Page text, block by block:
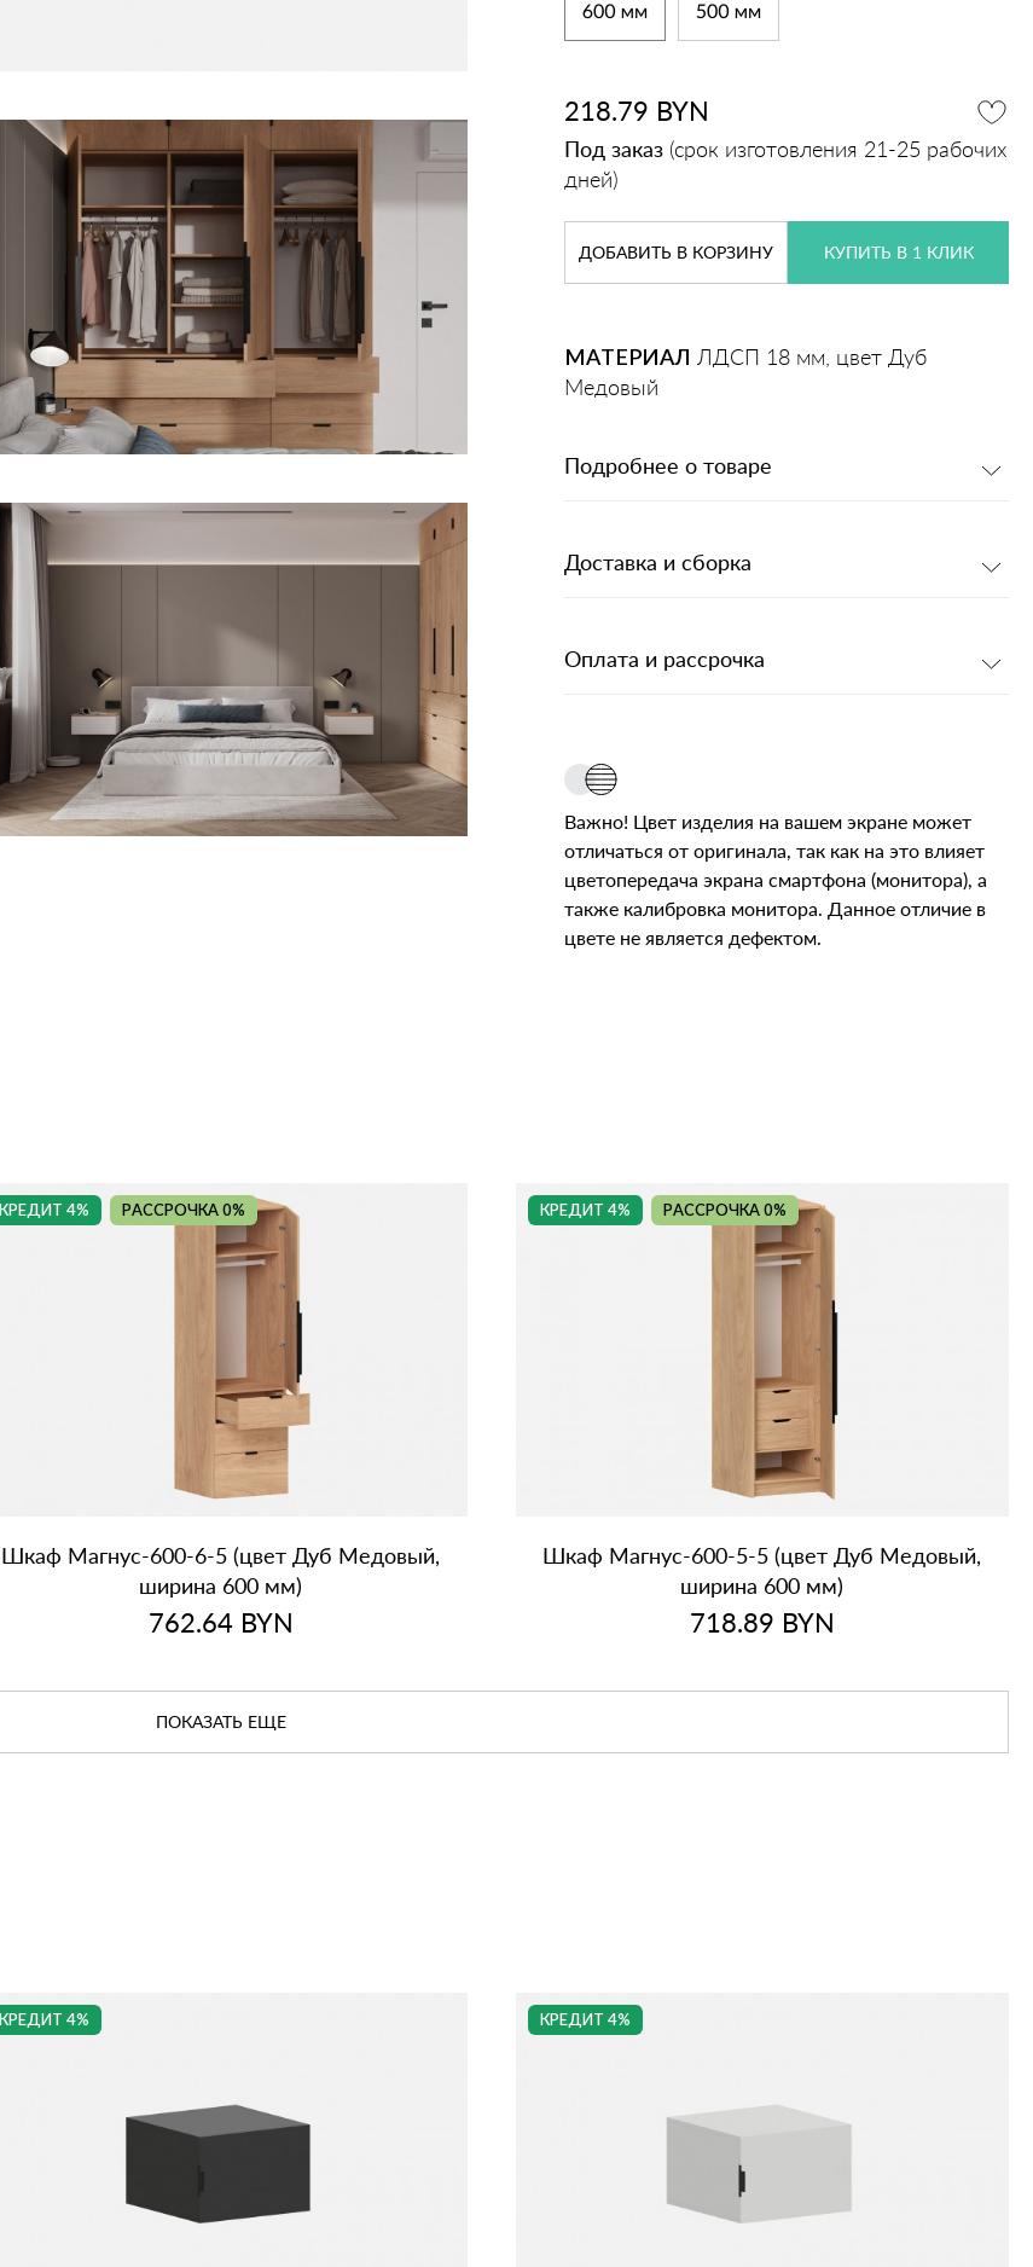
218.79 BYN
Под заказ (срок изготовления 21-25 рабочих
дней)
ДОБАВИТЬ В КОРЗИНУ КУПИТЬ В 1 КЛИК
МАТЕРИАЛ ЛДСП 18 мм, цвет Дуб
Медовый
Подробнее о товаре
Доставка и сборка
Оплата и рассрочка
Важно! Цвет изделия на вашем экране может
отличаться от оригинала, так как на это влияет
цветопередача экрана смартфона (монитора), а
также калибровка монитора. Данное отличие в
цвете не является дефектом.
КРЕДИТ 4% РАССРОЧКА 0%
Шкаф Магнус‑600‑6‑5 (цвет Дуб Медовый,
ширина 600 мм)
762.64BYN
КРЕДИТ 4% РАССРОЧКА 0%
Шкаф Магнус‑600‑5‑5 (цвет Дуб Медовый,
ширина 600 мм)
718.89 BYN
ПОКАЗАТЬ ЕЩЕ
КРЕДИТ 4% КРЕДИТ 4%